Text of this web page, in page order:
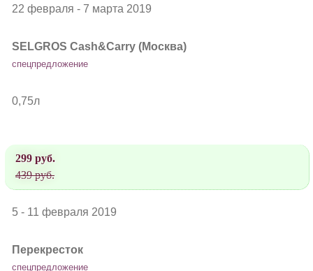
22 февраля - 7 марта 2019
SELGROS Cash&Carry (Москва)
спецпредложение
0,75л
299 руб.
439 руб.
5 - 11 февраля 2019
Перекресток
спецпредложение